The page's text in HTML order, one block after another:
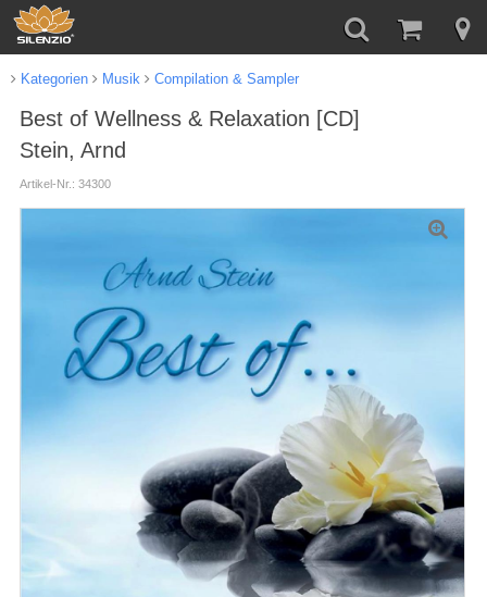
Kategorien Musik Compilation & Sampler
Best of Wellness & Relaxation [CD]
Stein, Arnd
Artikel-Nr.: 34300